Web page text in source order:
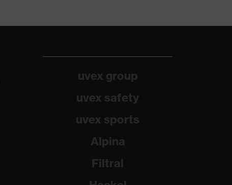
uvex group
uvex safety
uvex sports
Alpina
Filtral